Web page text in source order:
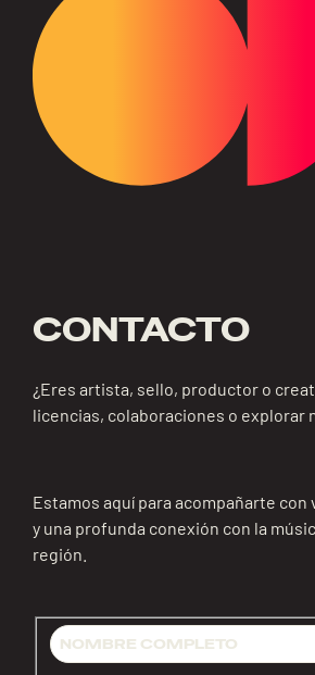
CONTACTO
¿Eres artista, sello, productor o
licencias, colaboraciones o explorar
Estamos aquí para acompañarte
y una profunda conexión con la
región.